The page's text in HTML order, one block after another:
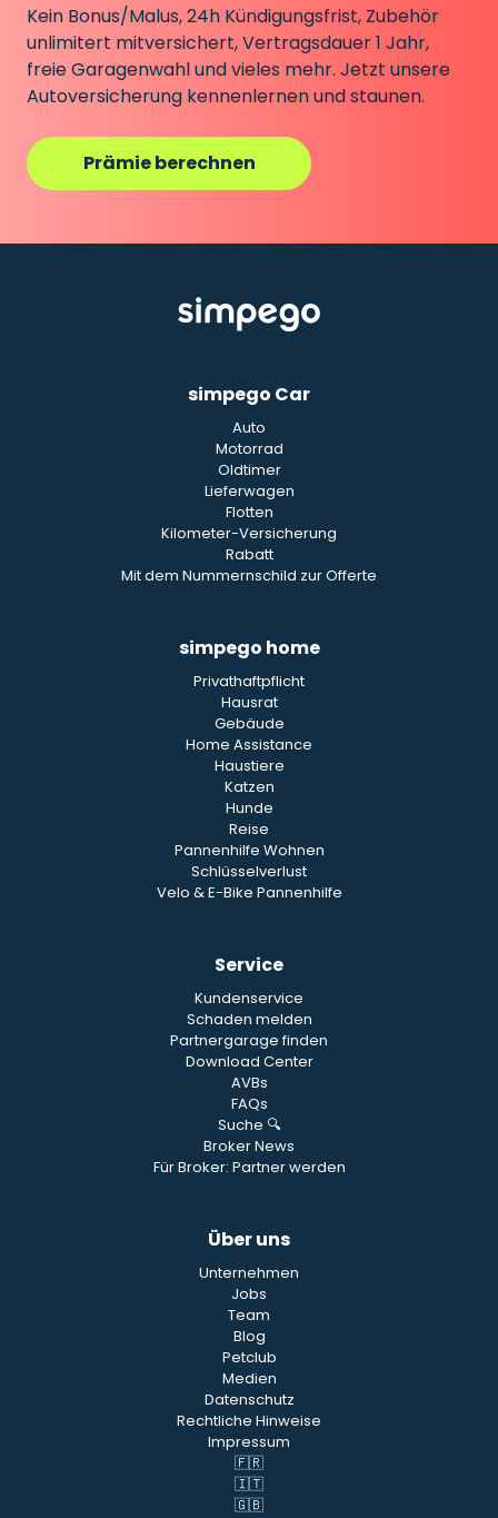
Kein Bonus/Malus, 24h Kündigungsfrist, Zubehör
unlimitert mitversichert, Vertragsdauer 1 Jahr,
freie Garagenwahl und vieles mehr. Jetzt unsere
Autoversicherung kennenlernen und staunen.
Prämie berechnen
simpego Car
Auto
Motorrad
Oldtimer
Lieferwagen
Flotten
Kilometer-Versicherung
Rabatt
Mit dem Nummernschild zur Offerte
simpego home
Privathaftpflicht
Hausrat
Gebäude
Home Assistance
Haustiere
Katzen
Hunde
Reise
Pannenhilfe Wohnen
Schlüsselverlust
Velo & E-Bike Pannenhilfe
Service
Kundenservice
Schaden melden
Partnergarage finden
Download Center
AVBs
FAQs
Suche 🔍
Broker News
Für Broker: Partner werden
Über uns
Unternehmen
Jobs
Team
Blog
Petclub
Medien
Datenschutz
Rechtliche Hinweise
Impressum
🇫🇷
🇮🇹
🇬🇧